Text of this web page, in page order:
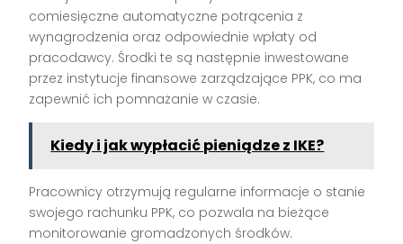
comiesięczne automatyczne potrącenia z
wynagrodzenia oraz odpowiednie wpłaty od
pracodawcy. Środki te są następnie inwestowane
przez instytucje finansowe zarządzające PPK, co ma
zapewnić ich pomnażanie w czasie.
Kiedy i jak wypłacić pieniądze z IKE?
Pracownicy otrzymują regularne informacje o stanie
swojego rachunku PPK, co pozwala na bieżące
monitorowanie gromadzonych środków.